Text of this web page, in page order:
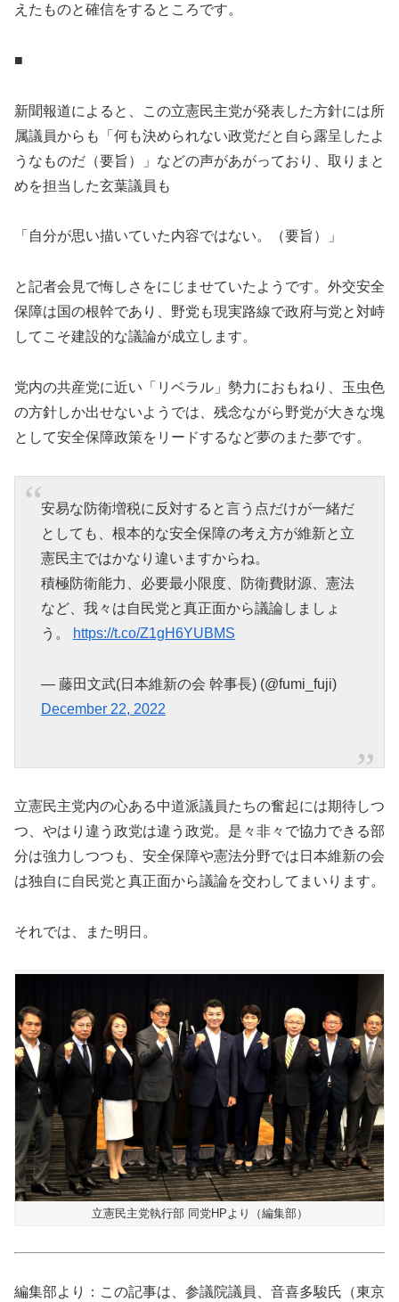
えたものと確信をするところです。
■
新聞報道によると、この立憲民主党が発表した方針には所
属議員からも「何も決められない政党だと自ら露呈したよ
うなものだ（要旨）」などの声があがっており、取りまと
めを担当した玄葉議員も
「自分が思い描いていた内容ではない。（要旨）」
と記者会見で悔しさをにじませていたようです。外交安全
保障は国の根幹であり、野党も現実路線で政府与党と対峙
してこそ建設的な議論が成立します。
党内の共産党に近い「リベラル」勢力におもねり、玉虫色
の方針しか出せないようでは、残念ながら野党が大きな塊
として安全保障政策をリードするなど夢のまた夢です。
安易な防衛増税に反対すると言う点だけが一緒だ
としても、根本的な安全保障の考え方が維新と立
憲民主ではかなり違いますからね。
積極防衛能力、必要最小限度、防衛費財源、憲法
など、我々は自民党と真正面から議論しましょ
う。
https://t.co/Z1gH6YUBMS
— 藤田文武(日本維新の会 幹事長) (@fumi_fuji)
December 22, 2022
立憲民主党内の心ある中道派議員たちの奮起には期待しつ
つ、やはり違う政党は違う政党。是々非々で協力できる部
分は強力しつつも、安全保障や憲法分野では日本維新の会
は独自に自民党と真正面から議論を交わしてまいります。
それでは、また明日。
立憲民主党執行部 同党HPより（編集部）
編集部より：この記事は、参議院議員、音喜多駿氏（東京